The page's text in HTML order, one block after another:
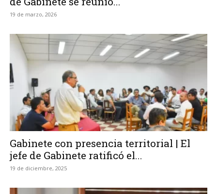
19 de marzo, 2026
Gabinete con presencia territorial | El
jefe de Gabinete ratificó el...
19 de diciembre, 2025